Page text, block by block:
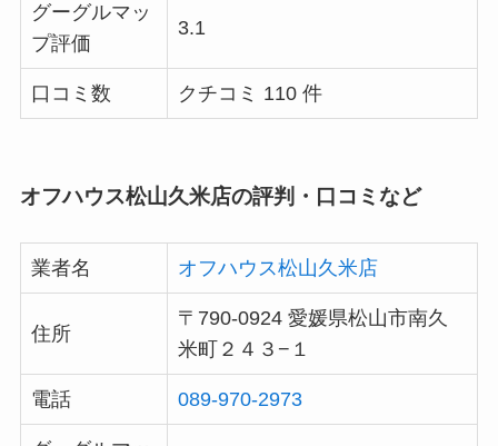
グーグルマッ
プ評価
3.1
口コミ数 クチコミ 110 件
オフハウス松山久米店の評判・口コミなど
業者名 オフハウス松山久米店
住所
〒790-0924 愛媛県松山市南久
米町２４３−１
電話 089-970-2973